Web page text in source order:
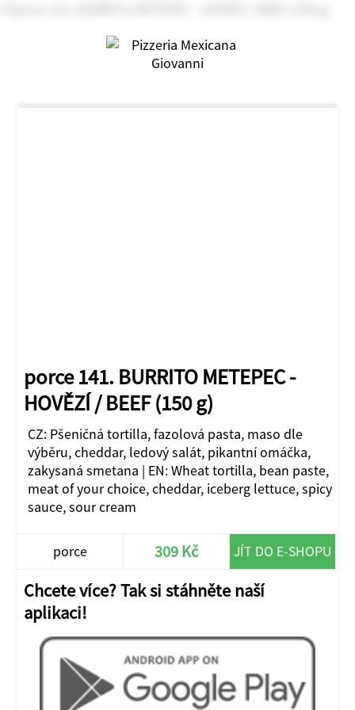
porce 141. BURRITO METEPEC -
HOVĚZÍ / BEEF (150 g)
CZ: Pšeničná tortilla, fazolová pasta, maso dle
výběru, cheddar, ledový salát, pikantní omáčka,
zakysaná smetana | EN: Wheat tortilla, bean paste,
meat of your choice, cheddar, iceberg lettuce, spicy
sauce, sour cream
porce 309 Kč JÍT DO E-SHOPU
Chcete více? Tak si stáhněte naší
aplikaci!